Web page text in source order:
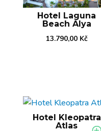
Hotel Laguna
Beach Alya
13.790,00 Kč
Hotel Kleopatra
Atlas